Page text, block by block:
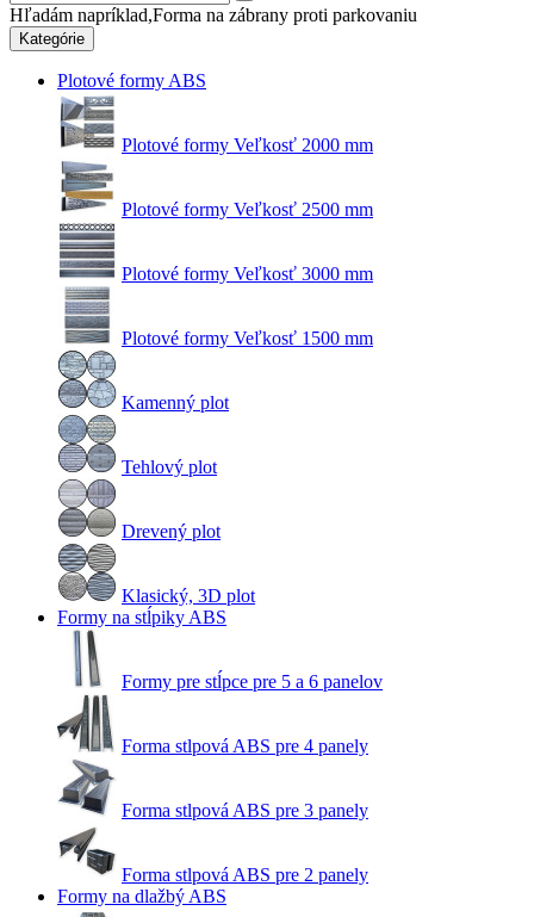
Hľadám napríklad,Forma na zábrany proti parkovaniu
Kategórie
Plotové formy ABS
Plotové formy Veľkosť 2000 mm
Plotové formy Veľkosť 2500 mm
Plotové formy Veľkosť 3000 mm
Plotové formy Veľkosť 1500 mm
Kamenný plot
Tehlový plot
Drevený plot
Klasický, 3D plot
Formy na stĺpiky ABS
Formy pre stĺpce pre 5 a 6 panelov
Forma stlpová ABS pre 4 panely
Forma stlpová ABS pre 3 panely
Forma stlpová ABS pre 2 panely
Formy na dlažbý ABS